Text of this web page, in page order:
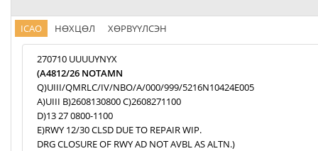
ICAO НӨХЦӨЛ ХӨРВҮҮЛСЭН
270710 UUUUYNYX
(A4812/26 NOTAMN
Q)UIII/QMRLC/IV/NBO/A/000/999/5216N10424E005
A)UIII B)2608130800 C)2608271100
D)13 27 0800-1100
E)RWY 12/30 CLSD DUE TO REPAIR WIP.
DRG CLOSURE OF RWY AD NOT AVBL AS ALTN.)